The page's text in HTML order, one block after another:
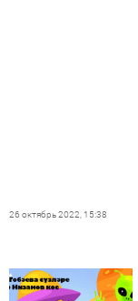
26 октябрь 2022, 15:38